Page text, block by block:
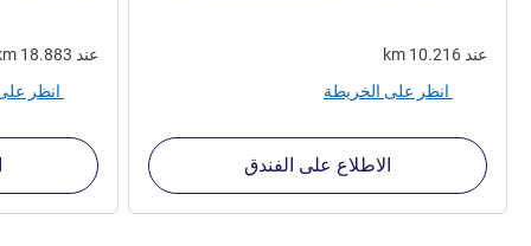
عند km 10.216
الاطلاع على الفندق
عند 18.883